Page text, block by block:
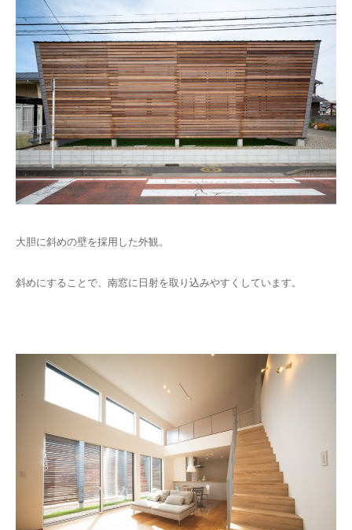
大胆に斜めの壁を採用した外観。
斜めにすることで、南窓に日射を取り込みやすくしています。